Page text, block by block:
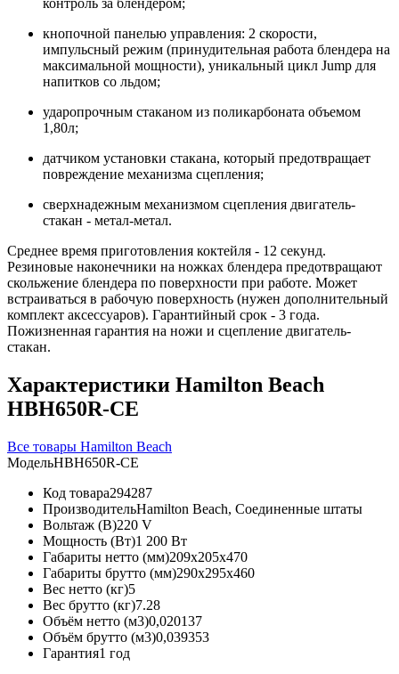
кнопочной панелью управления: 2 скорости,
импульсный режим (принудительная работа блендера на
максимальной мощности), уникальный цикл Jump для
напитков со льдом;
ударопрочным стаканом из поликарбоната объемом
1,80л;
датчиком установки стакана, который предотвращает
повреждение механизма сцепления;
сверхнадежным механизмом сцепления двигатель-
стакан - метал-метал.
Среднее время приготовления коктейля - 12 секунд.
Резиновые наконечники на ножках блендера предотвращают
скольжение блендера по поверхности при работе. Может
встраиваться в рабочую поверхность (нужен дополнительный
комплект аксессуаров). Гарантийный срок - 3 года.
Пожизненная гарантия на ножи и сцепление двигатель-
стакан.
Характеристики Hamilton Beach
HBH650R-СЕ
Все товары Hamilton Beach
МодельHBH650R-СЕ
Код товара294287
ПроизводительHamilton Beach, Соединенные штаты
Вольтаж (В)220 V
Мощность (Вт)1 200 Вт
Габариты нетто (мм)209x205x470
Габариты брутто (мм)290x295x460
Вес нетто (кг)5
Вес брутто (кг)7.28
Объём нетто (м3)0,020137
Объём брутто (м3)0,039353
Гарантия1 год